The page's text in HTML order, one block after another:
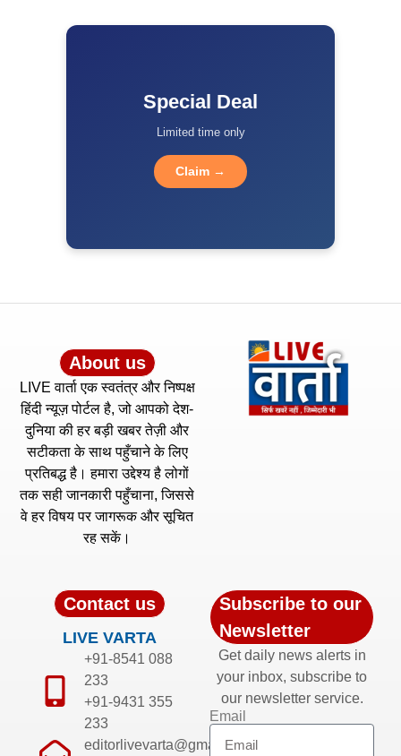
Special Deal
Limited time only
Claim →
About us
LIVE वार्ता एक स्वतंत्र और निष्पक्ष
हिंदी न्यूज़ पोर्टल है, जो आपको देश-
दुनिया की हर बड़ी खबर तेज़ी और
सटीकता के साथ पहुँचाने के लिए
प्रतिबद्ध है। हमारा उद्देश्य है लोगों
तक सही जानकारी पहुँचाना, जिससे
वे हर विषय पर जागरूक और सूचित
रह सकें।
Contact us
LIVE VARTA
+91-8541 088
233
+91-9431 355
233
editorlivevarta@gmail.com
Subscribe to our
Newsletter
Get daily news alerts in
your inbox, subscribe to
our newsletter service.
Email